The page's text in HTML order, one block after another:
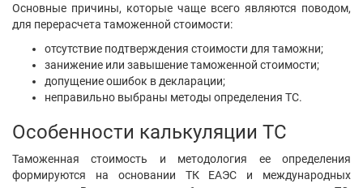
Основные причины, которые чаще всего являются поводом,
для перерасчета таможенной стоимости:
отсутствие подтверждения стоимости для таможни;
занижение или завышение таможенной стоимости;
допущение ошибок в декларации;
неправильно выбраны методы определения ТС.
Особенности калькуляции ТС
Таможенная стоимость и методология ее определения
формируются на основании ТК ЕАЭС и международных